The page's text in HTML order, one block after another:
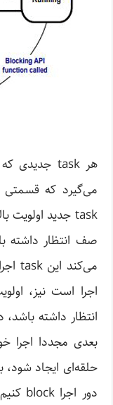
می‌گیرد که قسمتی
بعدی مجددا اجرا